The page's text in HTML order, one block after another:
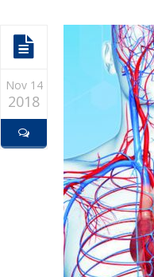
Nov 14
2018